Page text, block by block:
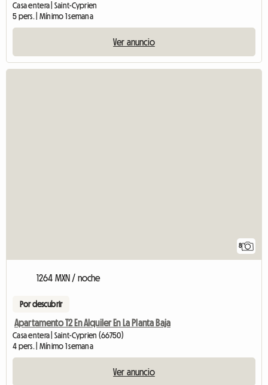
Casa entera | Saint-Cyprien
5 pers. | Mínimo 1 semana
Ver anuncio
8
1264 MXN / noche
Por descubrir
Apartamento T2 En Alquiler En La Planta Baja
Casa entera | Saint-Cyprien (66750)
4 pers. | Mínimo 1 semana
Ver anuncio